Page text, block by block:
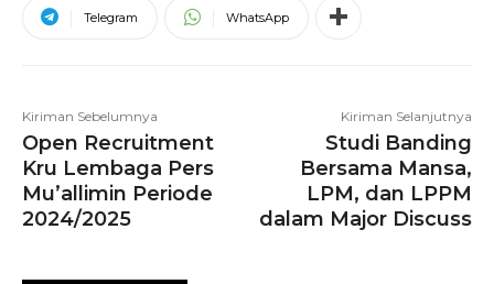
Telegram WhatsApp
Kiriman Sebelumnya
Open Recruitment
Kru Lembaga Pers
Mu’allimin Periode
2024/2025
Kiriman Selanjutnya
Studi Banding
Bersama Mansa,
LPM, dan LPPM
dalam Major Discuss